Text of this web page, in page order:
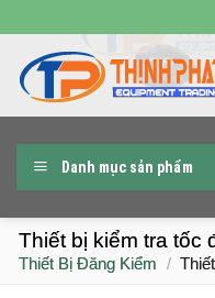
đến
nội
dung
Danh mục sản phẩm
Thiết bị kiểm tra tốc
Thiết Bị Đăng Kiểm /